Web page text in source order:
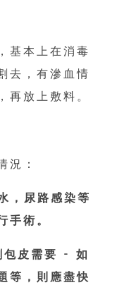
基本上在消毒
去，有滲血情
再放上敷料。
況：
，尿路感染等
手術。
包皮需要 - 如
等，則應盡快